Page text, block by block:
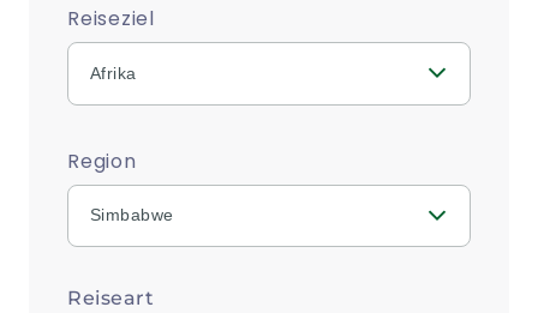
Reiseziel
Afrika
Region
Simbabwe
Reiseart